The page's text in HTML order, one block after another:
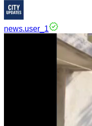
news.user_1